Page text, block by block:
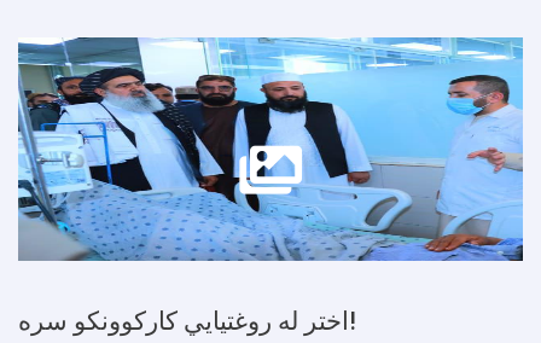
اختر له روغتیایي کارکوونکو سره!